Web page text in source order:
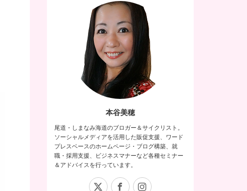
本谷美穂
尾道・しまなみ海道のブロガー＆サイクリスト。
ソーシャルメディアを活用した販促支援、ワード
プレスベースのホームページ・ブログ構築、就
職・採用支援、ビジネスマナーなど各種セミナー
＆アドバイスを行っています。
Facebook